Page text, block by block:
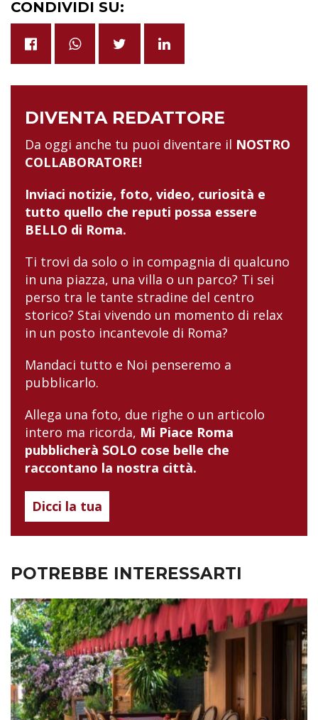
CONDIVIDI SU:
DIVENTA REDATTORE
Da oggi anche tu puoi diventare il NOSTRO
COLLABORATORE!
Inviaci notizie, foto, video, curiosità e
tutto quello che reputi possa essere
BELLO di Roma.
Ti trovi da solo o in compagnia di qualcuno
in una piazza, una villa o un parco? Ti sei
perso tra le tante stradine del centro
storico? Stai vivendo un momento di relax
in un posto incantevole di Roma?
Mandaci tutto e Noi penseremo a
pubblicarlo.
Allega una foto, due righe o un articolo
intero ma ricorda, Mi Piace Roma
pubblicherà SOLO cose belle che
raccontano la nostra città.
Dicci la tua
POTREBBE INTERESSARTI